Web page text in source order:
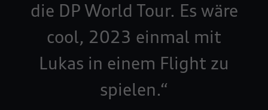
die DP World Tour. Es wäre
cool, 2023 einmal mit
Lukas in einem Flight zu
spielen.